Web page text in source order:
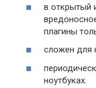
в открытый
плагины
сложен для
ноутбуках.